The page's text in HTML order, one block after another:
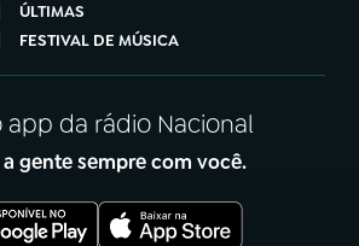
ÚLTIMAS
FESTIVAL DE MÚSICA
app da rádio Nacional
a gente sempre com você.